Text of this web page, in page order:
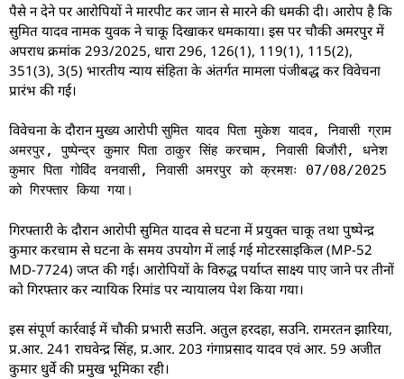
पैसे न देने पर आरोपियों ने मारपीट कर जान से मारने की धमकी दी। आरोप है कि
सुमित यादव नामक युवक ने चाकू दिखाकर धमकाया। इस पर चौकी अमरपुर में
अपराध क्रमांक 293/2025, धारा 296, 126(1), 119(1), 115(2),
351(3), 3(5) भारतीय न्याय संहिता के अंतर्गत मामला पंजीबद्ध कर विवेचना
प्रारंभ की गई।
विवेचना के दौरान मुख्य आरोपीसुमित यादव पिता मुकेश यादव, निवासी ग्राम
अमरपुर, पुष्पेन्द्र कुमार पिता ठाकुर सिंह करचाम, निवासी बिजौरी, धनेश
कुमार पिता गोविंद वनवासी, निवासी अमरपुर को क्रमशः 07/08/2025
को गिरफ्तार किया गया।
गिरफ्तारी के दौरान आरोपी सुमित यादव से घटना में प्रयुक्त चाकू तथा पुष्पेन्द्र
कुमार करचाम से घटना के समय उपयोग में लाई गई मोटरसाइकिल (MP-52
MD-7724) जप्त की गई। आरोपियों के विरुद्ध पर्याप्त साक्ष्य पाए जाने पर तीनों
को गिरफ्तार कर न्यायिक रिमांड पर न्यायालय पेश किया गया।
इस संपूर्ण कार्रवाई में चौकी प्रभारी सउनि. अतुल हरदहा, सउनि. रामरतन झारिया,
प्र.आर. 241 राघवेन्द्र सिंह, प्र.आर. 203 गंगाप्रसाद यादव एवं आर. 59 अजीत
कुमार धुर्वे की प्रमुख भूमिका रही।